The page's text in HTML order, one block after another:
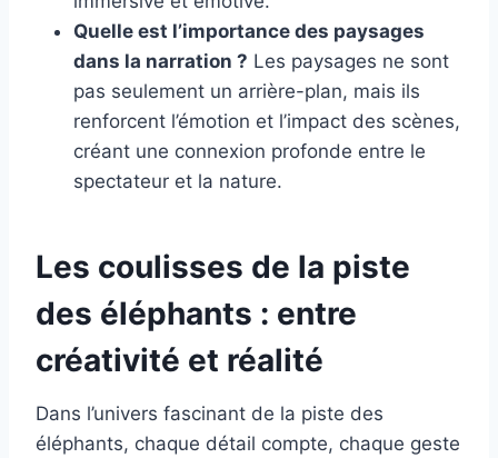
Quelle est l’importance des paysages
dans la narration ? Les paysages ne sont
pas seulement un arrière-plan, mais ils
renforcent l’émotion et l’impact des scènes,
créant une connexion profonde entre le
spectateur et la nature.
Les coulisses de la piste
des éléphants : entre
créativité et réalité
Dans l’univers fascinant de la piste des
éléphants, chaque détail compte, chaque geste